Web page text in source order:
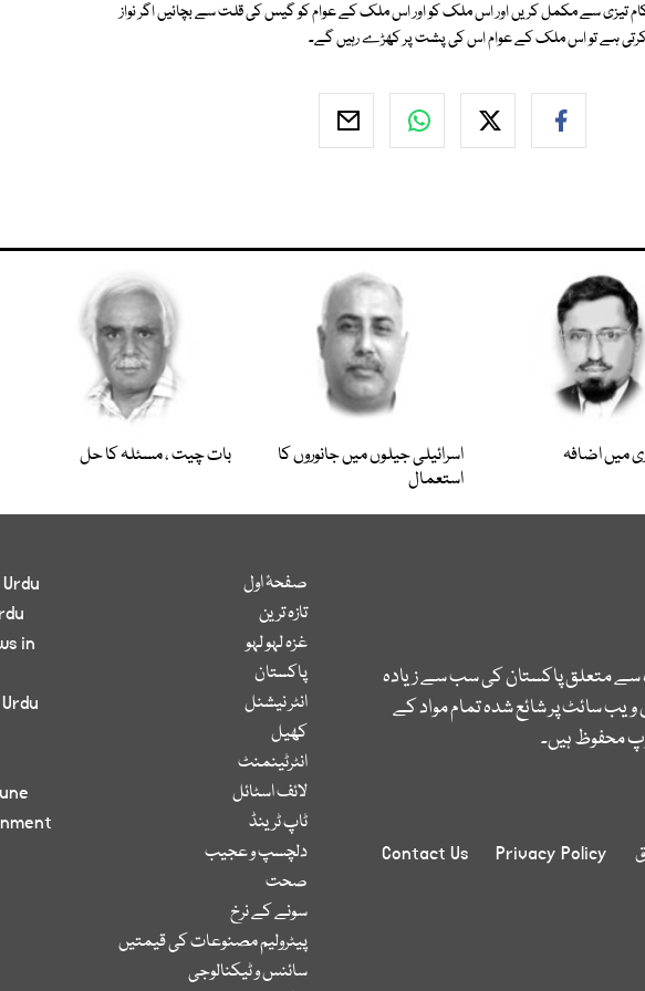
تیزی سے مکمل کریں اور اس ملک کو اور اس ملک کے عوام کو گیس کی قلت سے بچائیں اگر نواز
ہے تو اس ملک کے عوام اس کی پشت پر کھڑے رہیں گے۔
میں اضافہ
اسرائیلی جیلوں میں جانوروں کا
استعمال
بات چیت ، مسئلہ کا حل
سے متعلق پاکستان کی سب سے زیادہ
سائٹ پر شائع شدہ تمام مواد کے
محفوظ ہیں۔
Privacy Policy
Contact Us
صفحۂ اول
تازہ ترین
غزہ لہو لہو
پاکستان
انٹر نیشنل
کھیل
انٹرٹینمنٹ
لائف اسٹائل
ٹاپ ٹرینڈ
دلچسپ و عجیب
صحت
سونے کے نرخ
پیٹرولیم مصنوعات کی قیمتیں
سائنس و ٹیکنالوجی
in